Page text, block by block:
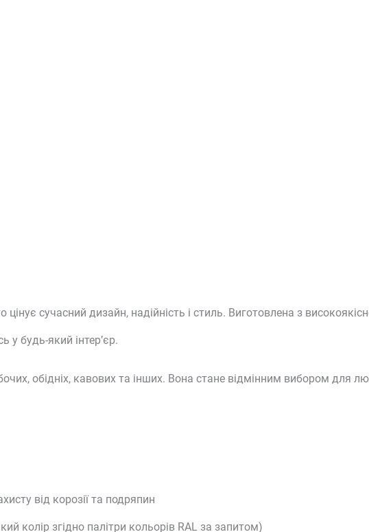
сучасний дизайн, надійність і стиль. Виготовлена з
будь-який інтер’єр.
обідніх, кавових та інших. Вона стане відмінним вибором для
від корозії та подряпин
колір згідно палітри кольорів RAL за запитом)